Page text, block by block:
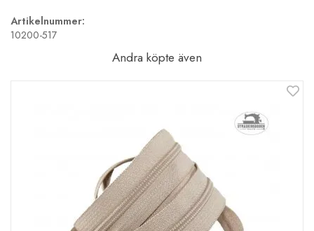
Artikelnummer:
10200-517
Andra köpte även